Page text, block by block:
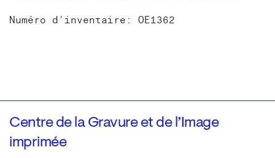
Numéro d'inventaire: OE1362
Centre de la Gravure et de l’Image
imprimée